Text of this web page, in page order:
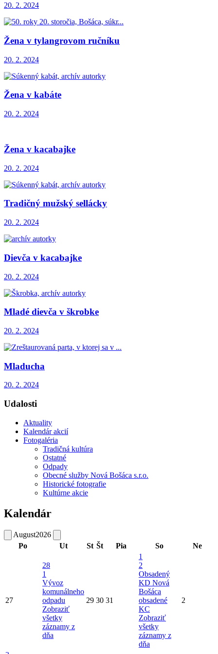
20. 2. 2024
Žena v tylangrovom ručníku
20. 2. 2024
Žena v kabáte
20. 2. 2024
Žena v kacabajke
20. 2. 2024
Tradičný mužský sellácky
20. 2. 2024
Dievča v kacabajke
20. 2. 2024
Mladé dievča v škrobke
20. 2. 2024
Mladucha
20. 2. 2024
Udalosti
Aktuality
Kalendár akcií
Fotogaléria
Tradičná kultúra
Ostatné
Odpady
Obecné služby Nová Bošáca s.r.o.
Historické fotografie
Kultúrne akcie
Kalendár
August2026
Po
Ut St Št Pia So Ne
27
28
1
Vývoz
komunálneho
odpadu
Zobraziť
všetky
záznamy z
dňa
29 30 31
1
2
Obsadený
KD Nová
Bošáca
obsadené
KC
Zobraziť
všetky
záznamy z
dňa
2